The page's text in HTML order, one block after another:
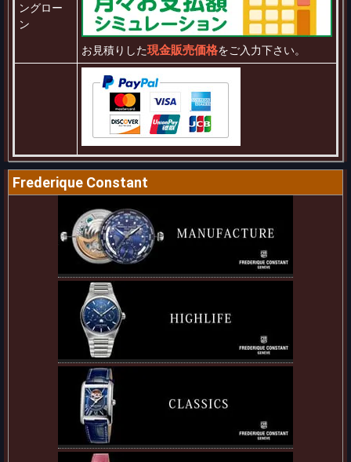
ングロー
ン
お見積りした現金販売価格をご入力下さい。
Frederique Constant